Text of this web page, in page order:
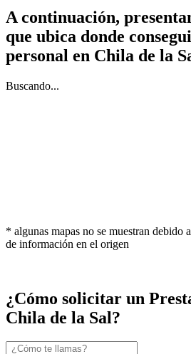
A continuación,
que ubica donde
personal en Chila de la
Buscando...
* algunas mapas no se muestran debido
de información en el origen
¿Cómo solicitar un
Chila de la Sal?